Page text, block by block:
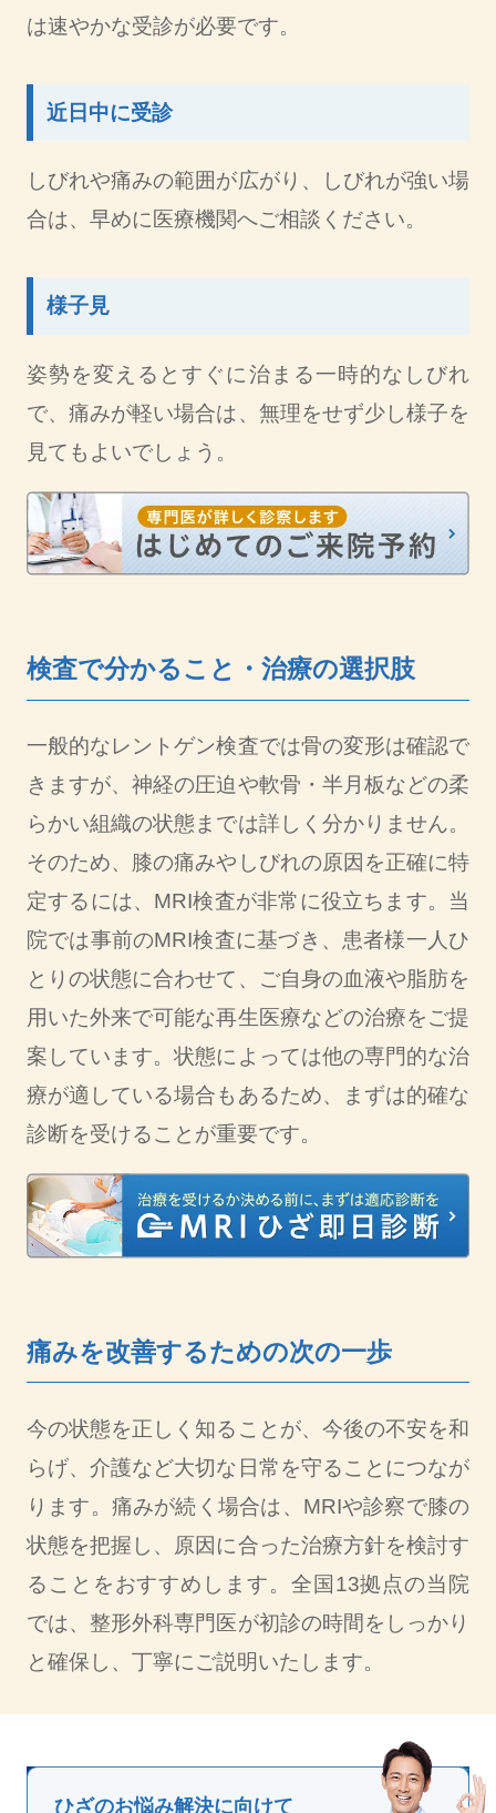
は速やかな受診が必要です。
近日中に受診
しびれや痛みの範囲が広がり、しびれが強い場
合は、早めに医療機関へご相談ください。
様子見
姿勢を変えるとすぐに治まる一時的なしびれ
で、痛みが軽い場合は、無理をせず少し様子を
見てもよいでしょう。
検査で分かること・治療の選択肢
一般的なレントゲン検査では骨の変形は確認で
きますが、神経の圧迫や軟骨・半月板などの柔
らかい組織の状態までは詳しく分かりません。
そのため、膝の痛みやしびれの原因を正確に特
定するには、MRI検査が非常に役立ちます。当
院では事前のMRI検査に基づき、患者様一人ひ
とりの状態に合わせて、ご自身の血液や脂肪を
用いた外来で可能な再生医療などの治療をご提
案しています。状態によっては他の専門的な治
療が適している場合もあるため、まずは的確な
診断を受けることが重要です。
痛みを改善するための次の一歩
今の状態を正しく知ることが、今後の不安を和
らげ、介護など大切な日常を守ることにつなが
ります。痛みが続く場合は、MRIや診察で膝の
状態を把握し、原因に合った治療方針を検討す
ることをおすすめします。全国13拠点の当院
では、整形外科専門医が初診の時間をしっかり
と確保し、丁寧にご説明いたします。
ひざのお悩み解決に向けて